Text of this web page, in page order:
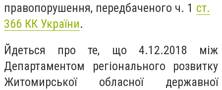
правопорушення, передбаченого ч. 1 ст.
366 КК України.
Йдеться про те, що 4.12.2018 між
Департаментом регіонального розвитку
Житомирської обласної державної